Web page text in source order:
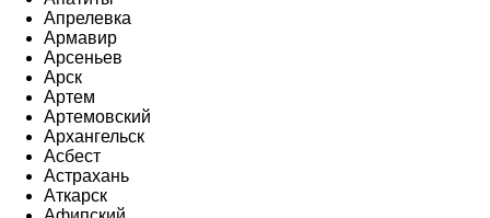
Апрелевка
Армавир
Арсеньев
Арск
Артем
Артемовский
Архангельск
Асбест
Астрахань
Аткарск